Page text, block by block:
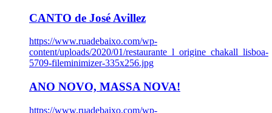
CANTO de José Avillez
https://www.ruadebaixo.com/wp-
content/uploads/2020/01/restaurante_l_origine_chakall_lisboa-
5709-fileminimizer-335x256.jpg
ANO NOVO, MASSA NOVA!
https://www.ruadebaixo.com/wp-